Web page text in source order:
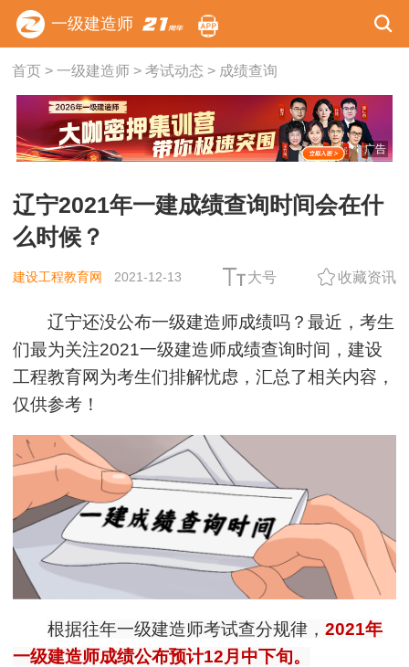
一级建造师
首页> 一级建造师> 考试动态 > 成绩查询
广告
辽宁2021年一建成绩查询时间会在什
么时候？
建设工程教育网 2021-12-13 大号 收藏资讯
辽宁还没公布一级建造师成绩吗？最近，考生
们最为关注2021一级建造师成绩查询时间，建设
工程教育网为考生们排解忧虑，汇总了相关内容，
仅供参考！
根据往年一级建造师考试查分规律， 2021年
一级建造师成绩公布预计12月中下旬。